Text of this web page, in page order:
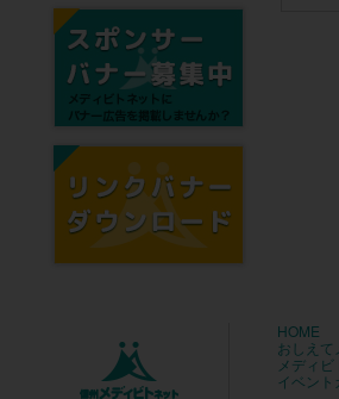
HOME
おしえて
メディ
イベン